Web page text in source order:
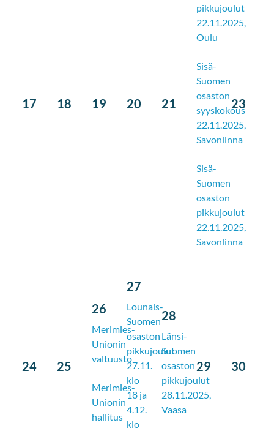
17 18 19 20 21
pikkujoulut
22.11.2025,
Oulu
Sisä-
Suomen
osaston
syyskokous
22.11.2025,
Savonlinna
Sisä-
Suomen
osaston
pikkujoulut
22.11.2025,
Savonlinna
23
24 25
26
Merimies-
Unionin
valtuusto
Merimies-
Unionin
hallitus
27
Lounais-
Suomen
osaston
pikkujoulut
27.11.
klo
18 ja
4.12.
klo
28
Länsi-
Suomen
osaston
pikkujoulut
28.11.2025,
Vaasa
29 30